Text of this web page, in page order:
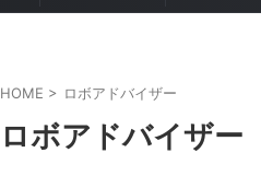
HOME > ロボアドバイザー
ロボアドバイザー